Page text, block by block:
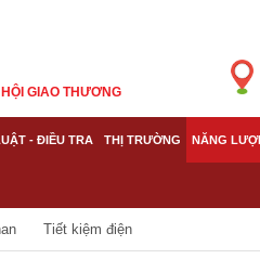
GIAO THƯƠNG
- ĐIỀU TRA THỊ TRƯỜNG NĂNG
Tiết kiệm điện